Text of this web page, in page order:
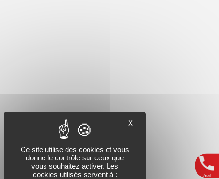
Appel
X
Ce site utilise des cookies et vous
donne le contrôle sur ceux que
vous souhaitez activer. Les
cookies utilisés servent à :